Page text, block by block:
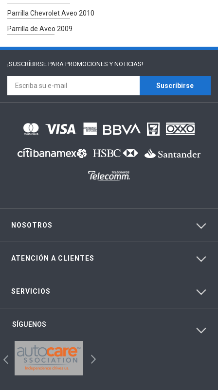
Parrilla Chevrolet Aveo 2010
Parrilla de Aveo 2009
¡SUSCRÍBIRSE PARA PROMOCIONES Y NOTICIAS!
Suscríbirse
NOSOTROS
ATENCIÓN A CLIENTES
SERVICIOS
SÍGUENOS